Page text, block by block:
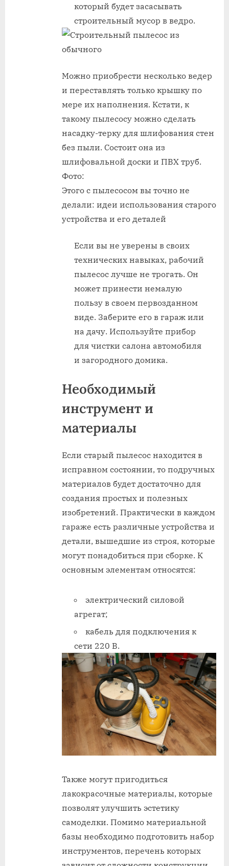
который будет засасывать
строительный мусор в ведро.
Можно приобрести несколько ведер
и переставлять только крышку по
мере их наполнения. Кстати, к
такому пылесосу можно сделать
насадку-терку для шлифования стен
без пыли. Состоит она из
шлифовальной доски и ПВХ труб.
Фото:
Этого с пылесосом вы точно не
делали: идеи использования старого
устройства и его деталей
Если вы не уверены в своих
технических навыках, рабочий
пылесос лучше не трогать. Он
может принести немалую
пользу в своем первозданном
виде. Заберите его в гараж или
на дачу. Используйте прибор
для чистки салона автомобиля
и загородного домика.
Необходимый
инструмент и
материалы
Если старый пылесос находится в
исправном состоянии, то подручных
материалов будет достаточно для
создания простых и полезных
изобретений. Практически в каждом
гараже есть различные устройства и
детали, вышедшие из строя, которые
могут понадобиться при сборке. К
основным элементам относятся:
электрический силовой
агрегат;
кабель для подключения к
сети 220 В.
Также могут пригодиться
лакокрасочные материалы, которые
позволят улучшить эстетику
самоделки. Помимо материальной
базы необходимо подготовить набор
инструментов, перечень которых